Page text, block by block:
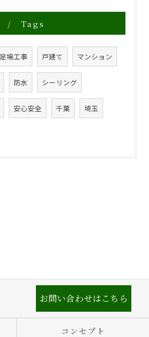
Tags
足場工事 戸建て マンション
防水 シーリング
安心安全 千葉 埼玉
お問い合わせはこちら
コンセプト